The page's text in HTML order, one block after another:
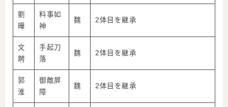
劉
曄
料事如
神
魏 2体目を継承
文
聘
手起刀
落
魏 2体目を継承
郭
淮
御敵屏
障
魏 2体目を継承